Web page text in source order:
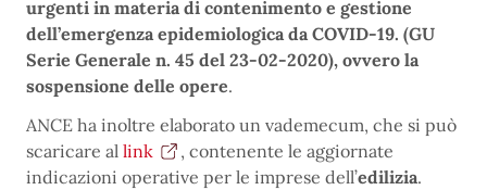
urgenti in materia di contenimento e gestione
dell’emergenza epidemiologica da COVID-19. (GU
Serie Generale n. 45 del 23-02-2020), ovvero la
sospensione delle opere.
ANCE ha inoltre elaborato un vademecum, che si può
scaricare al link
, contenente le aggiornate
indicazioni operative per le imprese dell’edilizia.